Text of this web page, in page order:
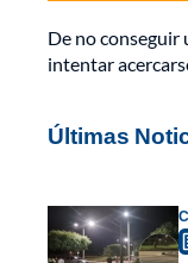
De no conseguir
intentar
Últimas